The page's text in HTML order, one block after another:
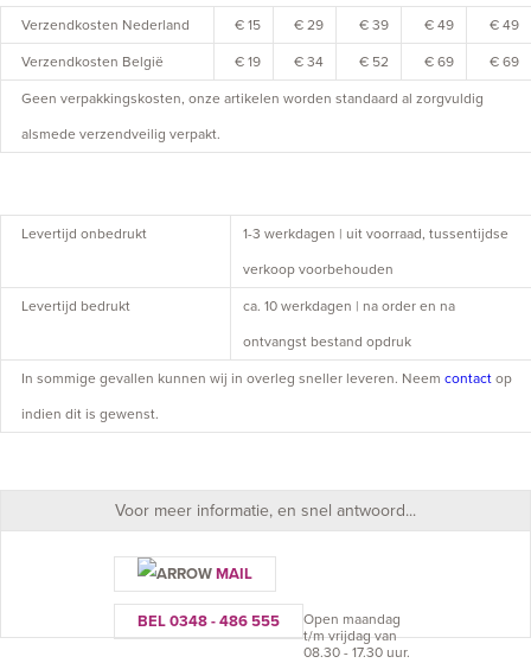
Verzendkosten Nederland € 15 € 29 € 39 € 49 € 49
Verzendkosten België € 19 € 34 € 52 € 69 € 69
Geen verpakkingskosten, onze artikelen worden standaard al zorgvuldig
alsmede verzendveilig verpakt.
Levertijd onbedrukt 1-3 werkdagen | uit voorraad, tussentijdse
verkoop voorbehouden
Levertijd bedrukt ca. 10 werkdagen | na order en na
ontvangst bestand opdruk
In sommige gevallen kunnen wij in overleg sneller leveren. Neem contact op
indien dit is gewenst.
Voor meer informatie, en snel antwoord...
MAIL
BEL 0348 - 486 555
Open maandag
t/m vrijdag van
08.30 - 17.30 uur.